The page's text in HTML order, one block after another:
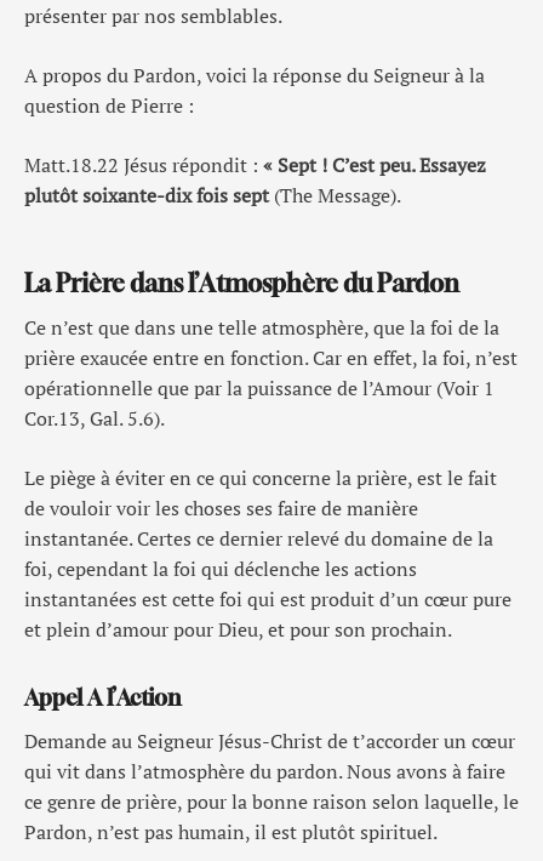
présenter par nos semblables.
A propos du Pardon, voici la réponse du Seigneur à la
question de Pierre :
Matt.18.22 Jésus répondit : « Sept ! C’est peu. Essayez
plutôt soixante-dix fois sept(The Message).
La Prière dans l’Atmosphère du Pardon
Ce n’est que dans une telle atmosphère, que la foi de la
prière exaucée entre en fonction. Car en effet, la foi, n’est
opérationnelle que par la puissance de l’Amour (Voir 1
Cor.13, Gal. 5.6).
Le piège à éviter en ce qui concerne la prière, est le fait
de vouloir voir les choses ses faire de manière
instantanée. Certes ce dernier relevé du domaine de la
foi, cependant la foi qui déclenche les actions
instantanées est cette foi qui est produit d’un cœur pure
et plein d’amour pour Dieu, et pour son prochain.
Appel A l’Action
Demande au Seigneur Jésus-Christ de t’accorder un cœur
qui vit dans l’atmosphère du pardon. Nous avons à faire
ce genre de prière, pour la bonne raison selon laquelle, le
Pardon, n’est pas humain, il est plutôt spirituel.